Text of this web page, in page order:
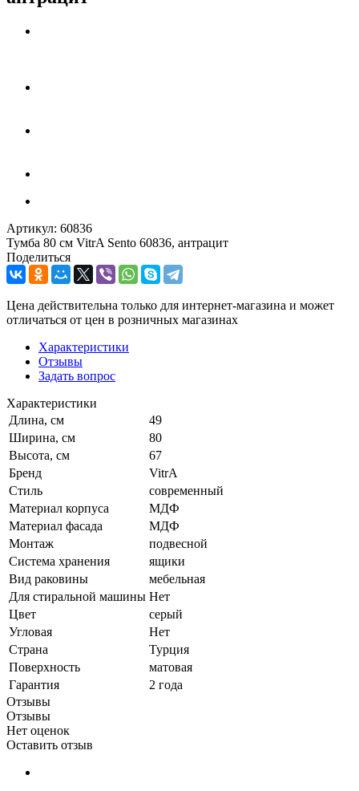
Артикул: 60836
Тумба 80 см VitrA Sento 60836, антрацит
Поделиться
Цена действительна только для интернет-магазина и может
отличаться от цен в розничных магазинах
Характеристики
Отзывы
Задать вопрос
Характеристики
Длина, см
49
Ширина, см
80
Высота, см
67
Бренд
VitrA
Стиль
современный
Материал корпуса
МДФ
Материал фасада
МДФ
Монтаж
подвесной
Система хранения
ящики
Вид раковины
мебельная
Для стиральной машины Нет
Цвет
серый
Угловая
Нет
Страна
Турция
Поверхность
матовая
Гарантия
2 года
Отзывы
Отзывы
Нет оценок
Оставить отзыв